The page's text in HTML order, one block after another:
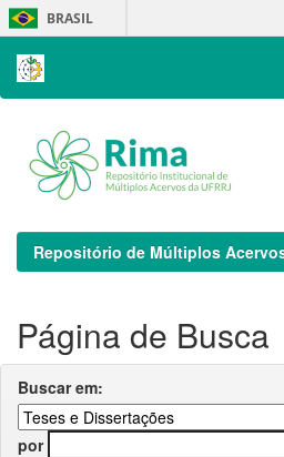
Skip
navigation
BRASIL
Repositório de Múltiplos
Página de Busca
Buscar em:
por